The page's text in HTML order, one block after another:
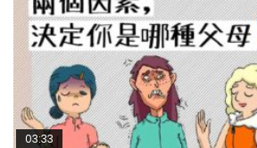
03:33